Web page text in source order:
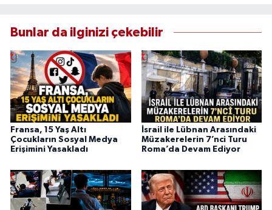
Bunlar da ilginizi çekebilir
Fransa, 15 Yaş Altı
Çocukların Sosyal Medya
Erişimini Yasakladı
İsrail ile Lübnan Arasındaki
Müzakerelerin 7’nci Turu
Roma’da Devam Ediyor